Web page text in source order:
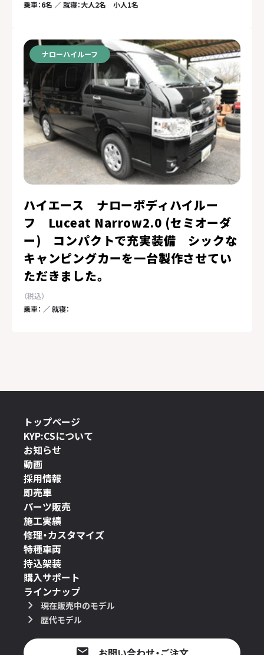
乗車：6名 ／ 就寝：大人2名 小人1名
ナローハイルーフ
ハイエース ナローボディハイルー
フ Luceat Narrow2.0 (セミオーダ
ー) コンパクトで充実装備 シックな
キャンピングカーを一台製作させてい
ただきました。
乗車： ／ 就寝：
トップページ
KYP:CSについて
お知らせ
動画
採用情報
即売車
パーツ販売
施工実績
修理・カスタマイズ
特種車両
持込架装
購入サポート
ラインナップ
現在販売中のモデル
歴代モデル